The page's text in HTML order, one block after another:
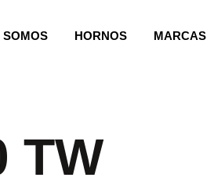
SOMOS HORNOS MARCAS
TW